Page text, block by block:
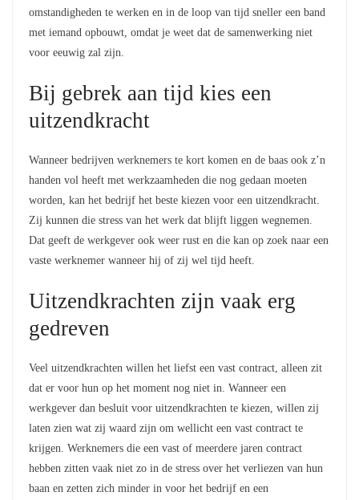
omstandigheden te werken en in de loop van tijd sneller een band
met iemand opbouwt, omdat je weet dat de samenwerking niet
voor eeuwig zal zijn.
Bij gebrek aan tijd kies een
uitzendkracht
Wanneer bedrijven werknemers te kort komen en de baas ook z’n
handen vol heeft met werkzaamheden die nog gedaan moeten
worden, kan het bedrijf het beste kiezen voor een uitzendkracht.
Zij kunnen die stress van het werk dat blijft liggen wegnemen.
Dat geeft de werkgever ook weer rust en die kan op zoek naar een
vaste werknemer wanneer hij of zij wel tijd heeft.
Uitzendkrachten zijn vaak erg
gedreven
Veel uitzendkrachten willen het liefst een vast contract, alleen zit
dat er voor hun op het moment nog niet in. Wanneer een
werkgever dan besluit voor uitzendkrachten te kiezen, willen zij
laten zien wat zij waard zijn om wellicht een vast contract te
krijgen. Werknemers die een vast of meerdere jaren contract
hebben zitten vaak niet zo in de stress over het verliezen van hun
baan en zetten zich minder in voor het bedrijf en een